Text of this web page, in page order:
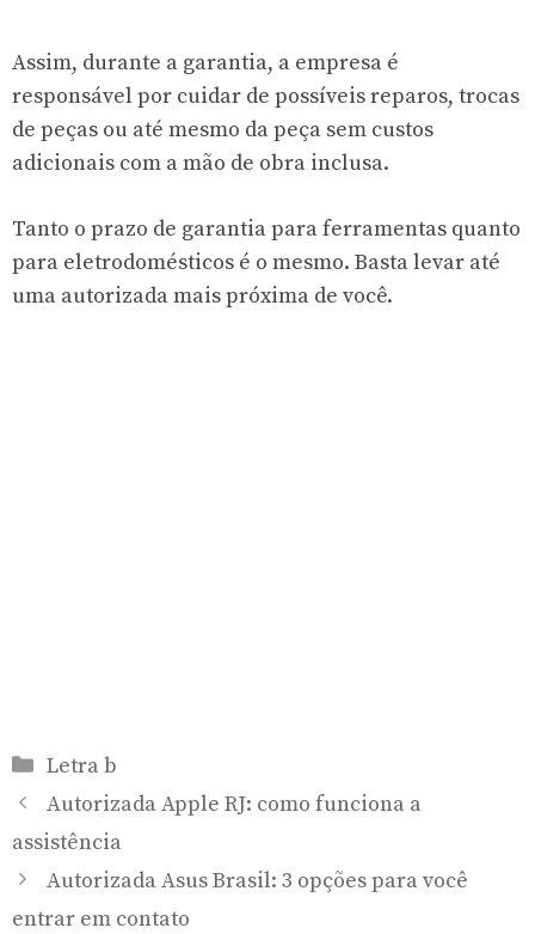
Assim, durante a garantia, a empresa é
responsável por cuidar de possíveis reparos, trocas
de peças ou até mesmo da peça sem custos
adicionais com a mão de obra inclusa.
Tanto o prazo de garantia para ferramentas quanto
para eletrodomésticos é o mesmo. Basta levar até
uma autorizada mais próxima de você.
Categorias
Letra b
Autorizada Apple RJ: como funciona a
assistência
Autorizada Asus Brasil: 3 opções para você
entrar em contato